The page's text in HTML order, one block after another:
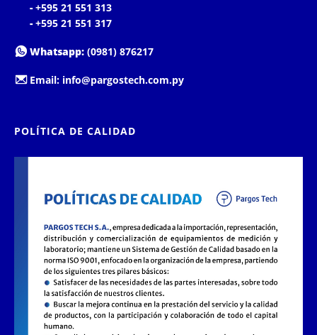
-+595 21 551 313
-+595 21 551 317
Whatsapp: (0981) 876217
Email: info@pargostech.com.py
POLÍTICA DE CALIDAD